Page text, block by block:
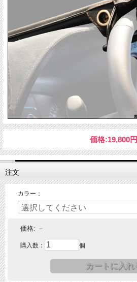
価格:19,800円
注文
カラー：
価格: －
購入数： 個